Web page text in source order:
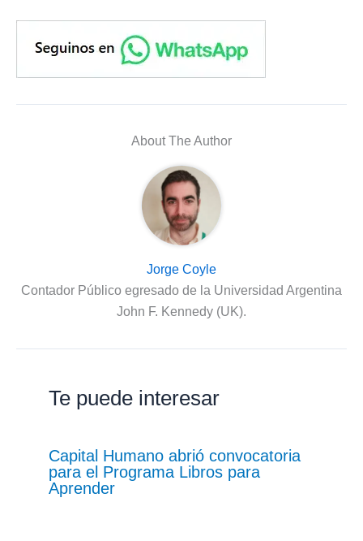
About The Author
Jorge Coyle
Contador Público egresado de la Universidad Argentina
John F. Kennedy (UK).
Te puede interesar
Capital Humano abrió convocatoria
para el Programa Libros para
Aprender